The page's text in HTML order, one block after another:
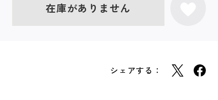
在庫がありません
シェアする：